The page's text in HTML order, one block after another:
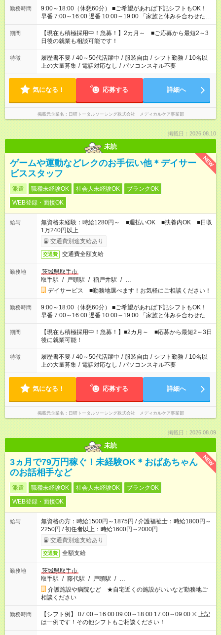
勤務時間
9:00～18:00（休憩60分） ■ご希望があれば下記シフトもOK！
早番 7:00～16:00 遅番 10:00～19:00 「家族と休みを合わせた
い」 「余裕を持って夕飯の準備がしたい」 「できれば残業はし
たくない」 など、ご希望を教えてくださいね。 ※Wワーク希望
の方へ 今ご覧のお仕事で希望する勤務時間と、もう1つのお仕事
の勤務時間。 合計で週40時間を超える場合は応募できません。
期間
【現在も積極採用中！急募！】2カ月～ ■ご応募から最短2～3
日後の就業も相談可能です！
特徴 履歴書不要 / 40～50代活躍中 / 服装自由 / シフト勤務 / 10名以
上の大量募集 / 電話対応なし / パソコンスキル不要
気になる！ 応募する 詳細へ
掲載元企業名 日研トータルソーシング株式会社 メディカルケア事業部
掲載日：2026.08.10
未読
NEW
ゲームや運動などレクのお手伝い他＊デイサー
ビススタッフ
派遣 職種未経験OK 社会人未経験OK
ブランクOK
WEB登録・面接OK
給与
無資格未経験：時給1280円～ ■週払いOK ■扶養内OK ■日収
1万240円以上
交通費別途支給あり
交通費 交通費全額支給
勤務地
茨城県取手市
取手駅 / 戸頭駅 / 稲戸井駅 / …
デイサービス ■勤務地選べます！お気軽にご相談ください！
勤務時間
9:00～18:00（休憩60分） ■ご希望があれば下記シフトもOK！
早番 7:00～16:00 遅番 10:00～19:00 「家族と休みを合わせた
い」 「余裕を持って夕飯の準備がしたい」 「できれば残業はし
たくない」 など、ご希望を教えてくださいね。 ※Wワーク希望
の方へ 今ご覧のお仕事で希望する勤務時間と、もう1つのお仕事
の勤務時間。 合計で週40時間を超える場合は応募できません。
期間
【現在も積極採用中！急募！】■2カ月～ ■応募から最短2～3日
後に就業可能！
特徴 履歴書不要 / 40～50代活躍中 / 服装自由 / シフト勤務 / 10名以
上の大量募集 / 電話対応なし / パソコンスキル不要
気になる！ 応募する 詳細へ
掲載元企業名 日研トータルソーシング株式会社 メディカルケア事業部
掲載日：2026.08.09
未読
NEW
3ヵ月で79万円稼ぐ！未経験OK＊おばあちゃん
のお話相手など
派遣 職種未経験OK 社会人未経験OK
ブランクOK
WEB登録・面接OK
給与
無資格の方：時給1500円～1875円 / 介護福祉士：時給1800円～
2250円 / 初任者以上：時給1600円～2000円
交通費別途支給あり
交通費 全額支給
勤務地
茨城県取手市
取手駅 / 藤代駅 / 戸頭駅 / …
介護施設や病院など ★自宅近くの施設がいいなど勤務地ご
相談ください
勤務時間
【シフト例】 07:00～16:00 09:00～18:00 17:00～09:00 ※ 上記
は一例です！その他シフトもご相談ください！